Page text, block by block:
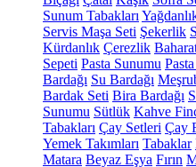
Sunum Tabakları
Servis Maşa Seti Şekerlik
Kürdanlık Çerezlik
Sepeti Pasta Sunumu Pasta
Bardağı Su Bardağı
Bardak Seti Bira Bardağı
Sunumu Sütlük Kahve
Tabakları Çay Setleri Çay
Yemek Takımları Tabaklar
Matara Beyaz Eşya Fırın